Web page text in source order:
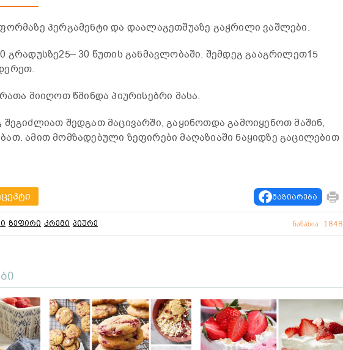
პერგამენტი და დაალაგეთშუაზე გაჭრილი ვაშლები.
გრადუსზე25– 30 წუთის განმავლობაში. შემდეგ გააგრილეთ15
მიიღოთ წმინდა პიურისებრი მასა.
შედგათ მაცივარში, გაყინოთდა გამოიყენოთ მაშინ,
ამით მომზადებული ზეფირები მაღაზიაში ნაყიდზე გაცილებით
გაზიარება
ზეფირი კრემი პიურე ნანახია: 1848